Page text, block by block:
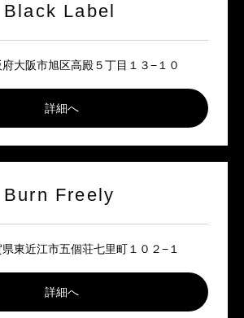
Black Label
大阪市旭区高殿５丁目１３−１０
詳細へ
Burn Freely
東近江市五個荘七里町１０２−１
詳細へ